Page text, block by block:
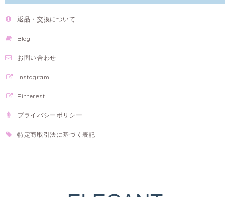
返品・交換について
Blog
お問い合わせ
Instagram
Pinterest
プライバシーポリシー
特定商取引法に基づく表記